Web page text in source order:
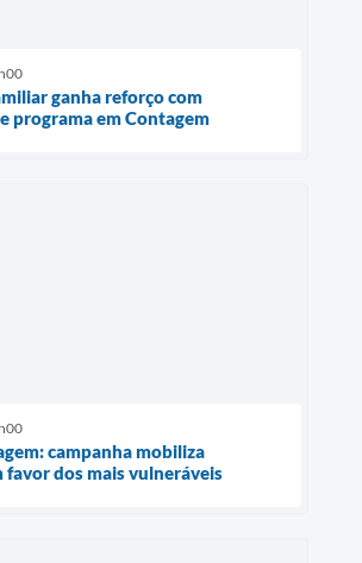
ganha reforço com
programa em Contagem
campanha mobiliza
favor dos mais vulneráveis